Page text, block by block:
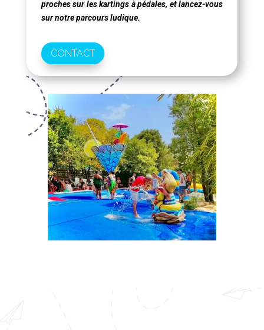
proches sur les kartings à pédales, et lancez-vous
sur notre parcours ludique.
CONTACT